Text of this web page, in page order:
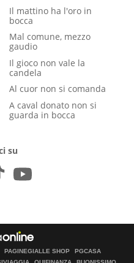
Il mattino ha l'oro in
bocca
Mal comune, mezzo
gaudio
Il gioco non vale la
candela
Al cuor non si comanda
A caval donato non si
guarda in bocca
su
PAGINEGIALLE SHOP
PGCASA